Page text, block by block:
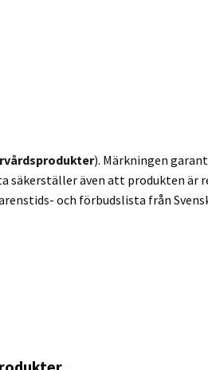
). Märkningen
säkerställer även att produkten är
och förbudslista från